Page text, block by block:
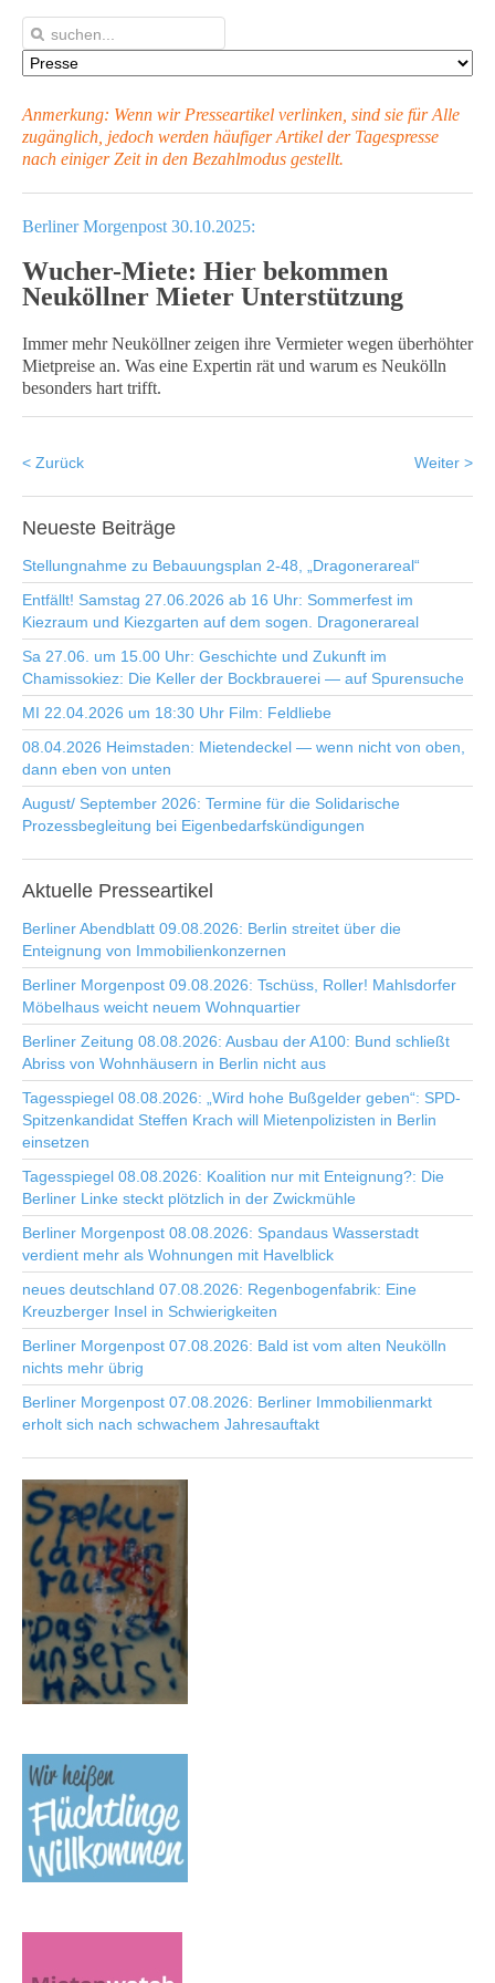
Anmerkung: Wenn wir Presseartikel verlinken, sind sie für Alle
zugänglich, jedoch werden häufiger Artikel der Tagespresse
nach einiger Zeit in den Bezahlmodus gestellt.
Berliner Morgenpost 30.10.2025:
Wucher-Miete: Hier bekommen
Neuköllner Mieter Unterstützung
Immer mehr Neuköllner zeigen ihre Vermieter wegen überhöhter
Mietpreise an. Was eine Expertin rät und warum es Neukölln
besonders hart trifft.
< Zurück Weiter >
Neueste Beiträge
Stellungnahme zu Bebauungsplan 2-48, „Dragonerareal“
Entfällt! Samstag 27.06.2026 ab 16 Uhr: Sommerfest im
Kiezraum und Kiezgarten auf dem sogen. Dragonerareal
Sa 27.06. um 15.00 Uhr: Geschichte und Zukunft im
Chamissokiez: Die Keller der Bockbrauerei — auf Spurensuche
MI 22.04.2026 um 18:30 Uhr Film: Feldliebe
08.04.2026 Heimstaden: Mietendeckel — wenn nicht von oben,
dann eben von unten
August/ September 2026: Termine für die Solidarische
Prozessbegleitung bei Eigenbedarfskündigungen
Aktuelle Presseartikel
Berliner Abendblatt 09.08.2026: Berlin streitet über die
Enteignung von Immobilienkonzernen
Berliner Morgenpost 09.08.2026: Tschüss, Roller! Mahlsdorfer
Möbelhaus weicht neuem Wohnquartier
Berliner Zeitung 08.08.2026: Ausbau der A100: Bund schließt
Abriss von Wohnhäusern in Berlin nicht aus
Tagesspiegel 08.08.2026: „Wird hohe Bußgelder geben“: SPD-
Spitzenkandidat Steffen Krach will Mietenpolizisten in Berlin
einsetzen
Tagesspiegel 08.08.2026: Koalition nur mit Enteignung?: Die
Berliner Linke steckt plötzlich in der Zwickmühle
Berliner Morgenpost 08.08.2026: Spandaus Wasserstadt
verdient mehr als Wohnungen mit Havelblick
neues deutschland 07.08.2026: Regenbogenfabrik: Eine
Kreuzberger Insel in Schwierigkeiten
Berliner Morgenpost 07.08.2026: Bald ist vom alten Neukölln
nichts mehr übrig
Berliner Morgenpost 07.08.2026: Berliner Immobilienmarkt
erholt sich nach schwachem Jahresauftakt